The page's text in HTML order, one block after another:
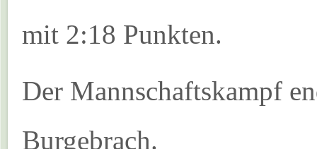
mit 2:18 Punkten.
Der Mannschaftskampf
Burgebrach.